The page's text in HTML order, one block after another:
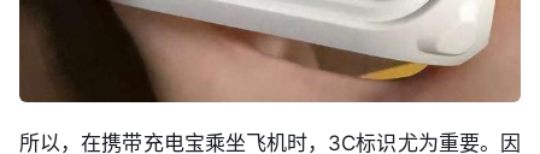
所以，在携带充电宝乘坐飞机时，3C标识尤为重要。因